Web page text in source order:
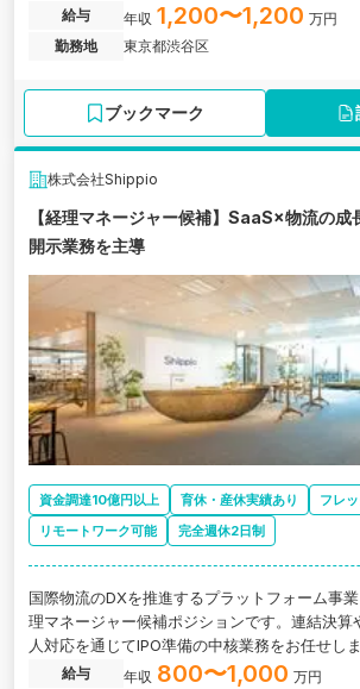
給与 年収 1,200〜1,200 万円
勤務地
東京都渋谷区
ブックマーク
株式会社Shippio
【経理マネージャー候補】SaaS×物流の成
開示業務を主導
資金調達10億円以上 育休・産休実績あり
フレ
リモートワーク可能
完全週休2日制
国際物流のDXを推進するプラットフォーム事
理マネージャー候補ポジションです。連結決算
人対応を通じてIPO準備の中核業務をお任せしま
給与 年収 800〜1,000 万円